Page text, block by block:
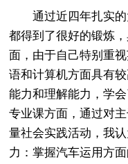
通过近四年扎实
都得到了很好的锻炼
面，由于自己特别重
语和计算机方面具有
能力和理解能力，学
专业课方面，通过对
量社会实践活动，我
力：掌握汽车运用方